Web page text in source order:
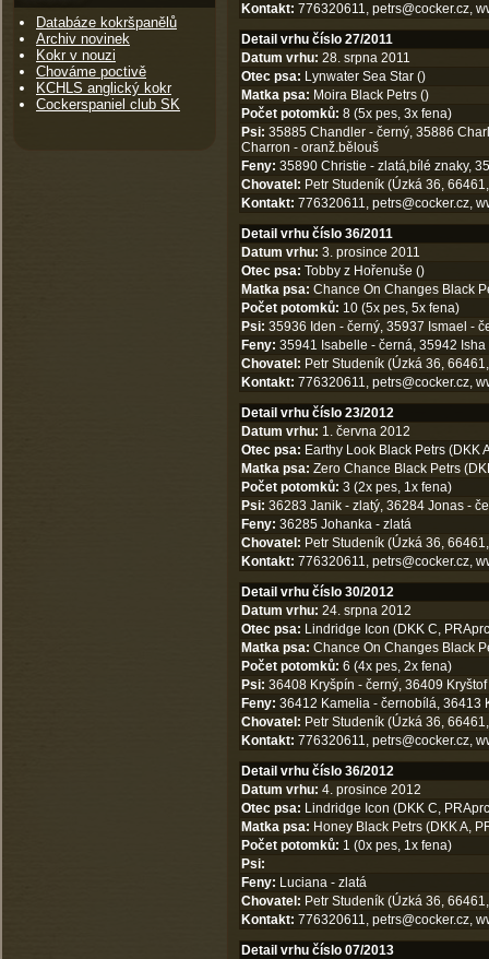
Databáze kokršpanělů
Archiv novinek
Kokr v nouzi
Chováme poctivě
KCHLS anglický kokr
Cockerspaniel club SK
Kontakt: 776320611, petrs@cocker.cz,
Detail vrhu číslo 27/2011
Datum vrhu: 28. srpna 2011
Otec psa: Lynwater Sea Star ()
Matka psa: Moira Black Petrs ()
Počet potomků: 8 (5x pes, 3x fena)
Psi: 35885 Chandler - černý, 35886
Charron - oranž.bělouš
Feny: 35890 Christie - zlatá,bílé znaky,
Chovatel: Petr Studeník (Úzká 36,
Kontakt: 776320611, petrs@cocker.cz,
Detail vrhu číslo 36/2011
Datum vrhu: 3. prosince 2011
Otec psa: Tobby z Hořenuše ()
Matka psa: Chance On Changes Black
Počet potomků: 10 (5x pes, 5x fena)
Psi: 35936 Iden - černý, 35937 Ismael -
Feny: 35941 Isabelle - černá, 35942
Chovatel: Petr Studeník (Úzká 36,
Kontakt: 776320611, petrs@cocker.cz,
Detail vrhu číslo 23/2012
Datum vrhu: 1. června 2012
Otec psa: Earthy Look Black Petrs (DKK
Matka psa: Zero Chance Black Petrs
Počet potomků: 3 (2x pes, 1x fena)
Psi: 36283 Janik - zlatý, 36284 Jonas -
Feny: 36285 Johanka - zlatá
Chovatel: Petr Studeník (Úzká 36,
Kontakt: 776320611, petrs@cocker.cz,
Detail vrhu číslo 30/2012
Datum vrhu: 24. srpna 2012
Otec psa: Lindridge Icon (DKK C,
Matka psa: Chance On Changes Black
Počet potomků: 6 (4x pes, 2x fena)
Psi: 36408 Kryšpín - černý, 36409
Feny: 36412 Kamelia - černobílá, 36413
Chovatel: Petr Studeník (Úzká 36,
Kontakt: 776320611, petrs@cocker.cz,
Detail vrhu číslo 36/2012
Datum vrhu: 4. prosince 2012
Otec psa: Lindridge Icon (DKK C,
Matka psa: Honey Black Petrs (DKK A,
Počet potomků: 1 (0x pes, 1x fena)
Psi:
Feny: Luciana - zlatá
Chovatel: Petr Studeník (Úzká 36,
Kontakt: 776320611, petrs@cocker.cz,
Detail vrhu číslo 07/2013